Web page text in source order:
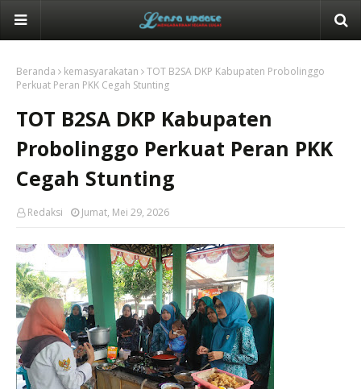
Beranda kemasyarakatan
TOT B2SA DKP Kabupaten Probolinggo
Perkuat Peran PKK Cegah Stunting
TOT B2SA DKP Kabupaten
Probolinggo Perkuat Peran PKK
Cegah Stunting
Redaksi Jumat, Mei 29, 2026